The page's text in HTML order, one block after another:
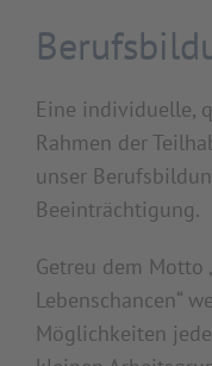
Eine individuelle,
Rahmen der
unser
Beeinträchtigung.
Getreu dem Motto
Lebenschancen“
Möglichkeiten